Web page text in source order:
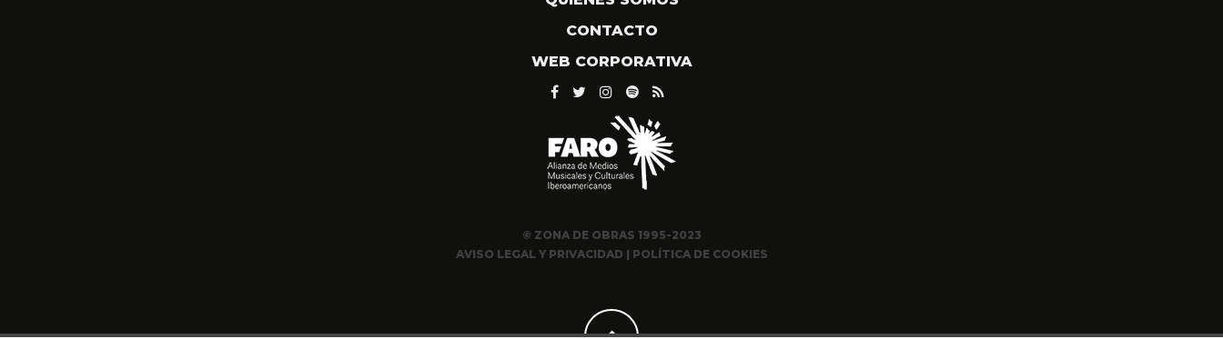
CONTACTO
WEB CORPORATIVA
© ZONA DE OBRAS 1995-2023
AVISO LEGAL Y PRIVACIDAD | POLÍTICA DE COOKIES